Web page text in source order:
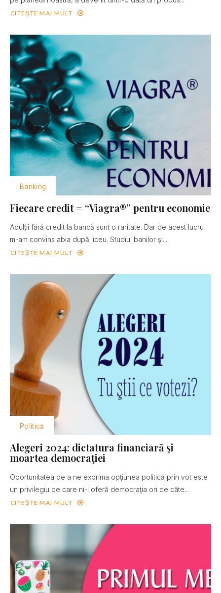
CITEȘTE MAI MULT
Banking
Fiecare credit = “Viagra®” pentru economie
Adulţii fără credit la bancă sunt o raritate. Dar de acest lucru
m-am convins abia după liceu. Studiul banilor şi...
CITEȘTE MAI MULT
Politică
Alegeri 2024: dictatura financiară şi
moartea democraţiei
Oportunitatea de a ne exprima opţiunea politică prin vot este
un privilegiu pe care ni-l oferă democraţia ori de câte...
CITEȘTE MAI MULT